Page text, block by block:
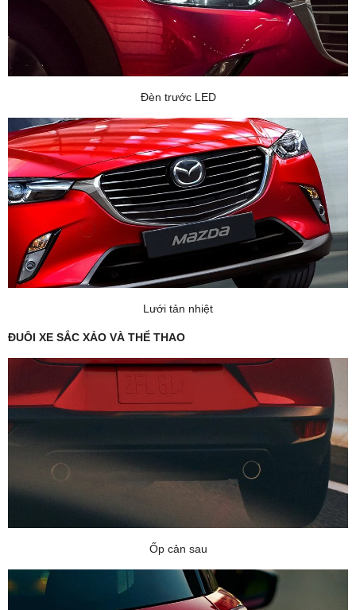
Đèn trước LED
Lưới tản nhiệt
ĐUÔI XE SẮC XẢO VÀ THỂ THAO
Ốp cản sau